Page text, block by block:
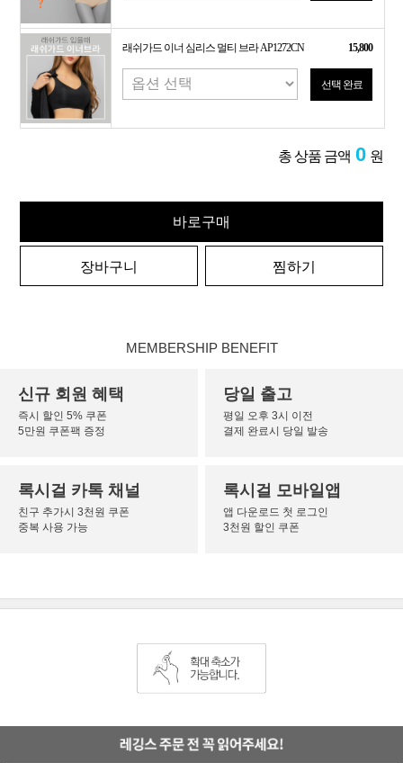
래쉬가드 이너 심리스 멀티 브라 AP1272CN 15,800
선택 완료
총 상품 금액 0 원
바로구매
장바구니 찜하기
MEMBERSHIP BENEFIT
신규 회원 혜택
즉시 할인 5% 쿠폰
5만원 쿠폰팩 증정
당일 출고
평일 오후 3시 이전
결제 완료시 당일 발송
록시걸 카톡 채널
친구 추가시 3천원 쿠폰
중복 사용 가능
록시걸 모바일앱
앱 다운로드 첫 로그인
3천원 할인 쿠폰